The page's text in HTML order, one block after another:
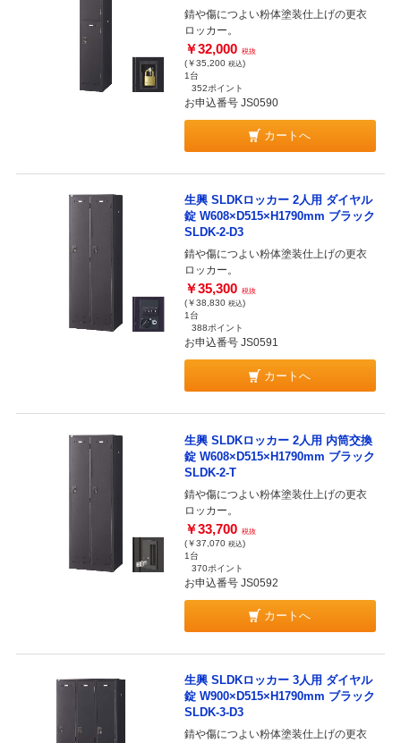
錆や傷につよい粉体塗装仕上げの更衣
ロッカー。
￥32,000 税抜
(￥35,200 税込)
1台
352ポイント
お申込番号 JS0590
カートへ
生興 SLDKロッカー 2人用 ダイヤル
錠 W608×D515×H1790mm ブラック
SLDK-2-D3
錆や傷につよい粉体塗装仕上げの更衣
ロッカー。
￥35,300 税抜
(￥38,830 税込)
1台
388ポイント
お申込番号 JS0591
カートへ
生興 SLDKロッカー 2人用 内筒交換
錠 W608×D515×H1790mm ブラック
SLDK-2-T
錆や傷につよい粉体塗装仕上げの更衣
ロッカー。
￥33,700 税抜
(￥37,070 税込)
1台
370ポイント
お申込番号 JS0592
カートへ
生興 SLDKロッカー 3人用 ダイヤル
錠 W900×D515×H1790mm ブラック
SLDK-3-D3
錆や傷につよい粉体塗装仕上げの更衣